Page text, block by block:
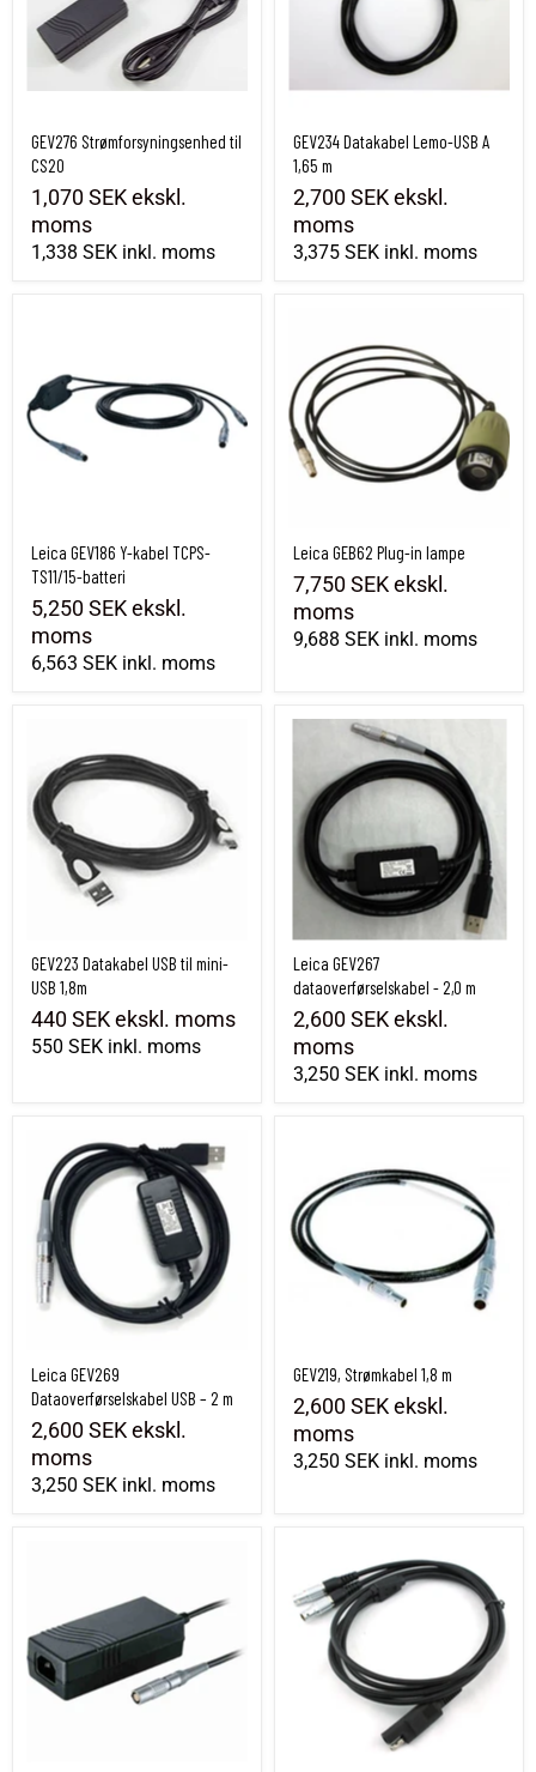
GEV276 Strømforsyningsenhed til
CS20
1,070 SEKekskl.
moms
1,338 SEK inkl. moms
GEV234 Datakabel Lemo-USB A
1,65 m
2,700 SEKekskl.
moms
3,375 SEK inkl. moms
Leica GEV186 Y-kabel TCPS-
TS11/15-batteri
5,250 SEKekskl.
moms
6,563 SEK inkl. moms
Leica GEB62 Plug-in lampe
7,750 SEKekskl.
moms
9,688 SEK inkl. moms
GEV223 Datakabel USB til mini-
USB 1,8m
440 SEKekskl. moms
550 SEK inkl. moms
Leica GEV267 dataoverførselskabel - 2,0
Leica GEV267
dataoverførselskabel - 2,0 m
2,600 SEKekskl.
moms
3,250 SEK inkl. moms
Leica GEV269 Dataoverførselskabel USB – 2 m
Leica GEV269
Dataoverførselskabel USB – 2 m
2,600 SEKekskl.
moms
3,250 SEK inkl. moms
GEV219, Strømkabel 1,8 m
2,600 SEKekskl.
moms
3,250 SEK inkl. moms